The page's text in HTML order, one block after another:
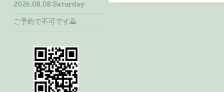
2026.08.08 Saturday
ご予約で不可です🙇